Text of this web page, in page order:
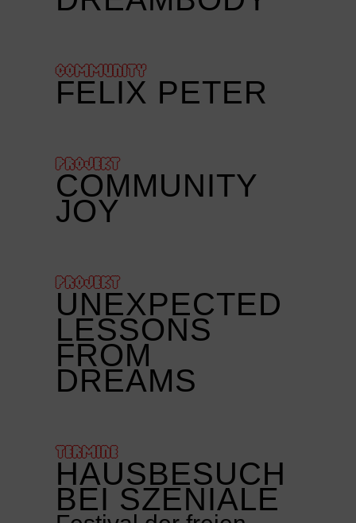
COMMUNITY
FELIX PETER
PROJEKT
COMMUNITY
JOY
PROJEKT
UNEXPECTED
LESSONS
FROM
DREAMS
TERMINE
HAUSBESUCH
BEI SZENIALE